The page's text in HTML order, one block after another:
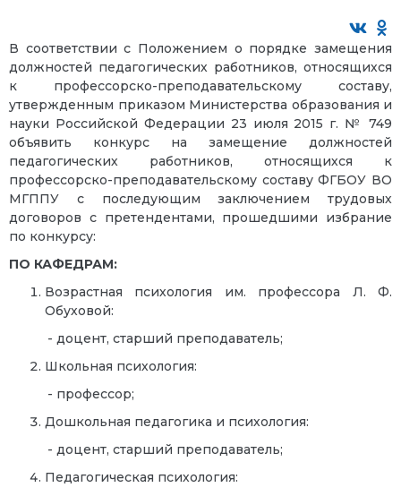
В соответствии с Положением о порядке замещения
должностей педагогических работников, относящихся
к профессорско-преподавательскому составу,
утвержденным приказом Министерства образования и
науки Российской Федерации 23 июля 2015 г. № 749
объявить конкурс на замещение должностей
педагогических работников, относящихся к
профессорско-преподавательскому составу ФГБОУ ВО
МГППУ с последующим заключением трудовых
договоров с претендентами, прошедшими избрание
по конкурсу:
ПО КАФЕДРАМ:
Возрастная психология им. профессора Л. Ф.
Обуховой:
- доцент, старший преподаватель;
Школьная психология:
- профессор;
Дошкольная педагогика и психология:
- доцент, старший преподаватель;
Педагогическая психология: